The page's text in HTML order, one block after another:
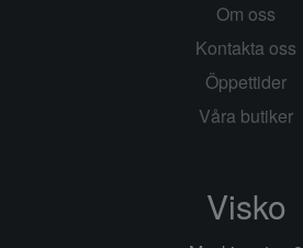
Om oss
Kontakta oss
Öppettider
Våra butiker
Visko